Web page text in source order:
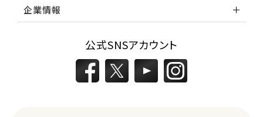
企業情報
公式SNSアカウント